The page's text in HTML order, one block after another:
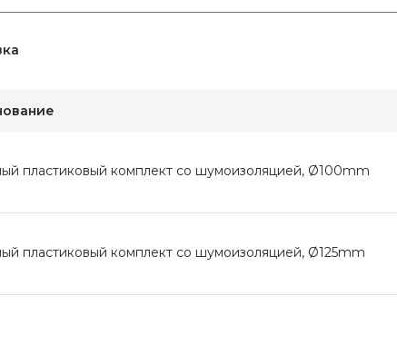
пластиковый комплект со шумоизоляцией, Ø100mm
пластиковый комплект со шумоизоляцией, Ø125mm